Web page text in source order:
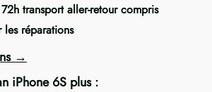
transport aller-retour compris
réparations
iPhone 6S plus :